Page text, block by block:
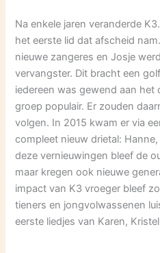
Na enkele jaren veranderde
het eerste lid dat afscheid
nieuwe zangeres en Josje
vervangster. Dit bracht een
iedereen was gewend aan het
groep populair. Er zouden
volgen. In 2015 kwam er via
compleet nieuw drietal:
deze vernieuwingen bleef de
maar kregen ook nieuwe
impact van K3 vroeger bleef
tieners en jongvolwassenen
eerste liedjes van Karen,